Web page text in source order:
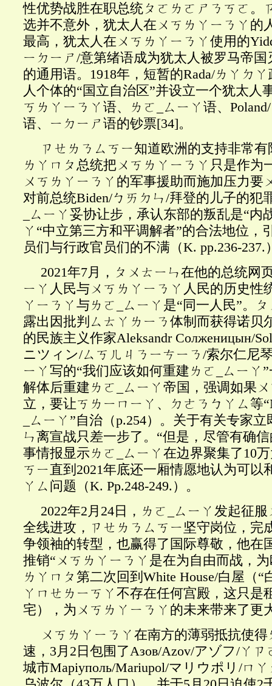
性优势战胜在职总统ㄆㄛㄌㄛㄕㄋㄎㄛ。
选并不意外，犹太人在ㄨㄎㄌㄚㄧㄋㄚ的
最高，犹太人在ㄨㄎㄌㄚㄧㄋㄚ使用的
ㄧㄉㄧㄕ/意第绪语成为犹太人被罗马帝国
的通用语。1918年，短暂的Rada/ㄌㄚㄉ
人个体的“国立自治区”并设立一个犹太人
ㄎㄌㄚㄧㄋㄚ语、ㄌㄛ_ㄙㄧㄚ语、
语、ㄧㄉㄧㄕ语的钞票[34]。
ㄗㄝㄌㄋㄙㄎㄧ知道欧洲的支持非常
ㄌㄚㄇㄆ总统把ㄨㄎㄌㄚㄧㄋㄚ只是作为
ㄨㄎㄌㄚㄧㄋㄚ的军事援助而施加压力要
对前总统Biden/ㄅㄞㄉㄣ/拜登的儿子的犯
_ㄙㄧㄚ妥协让步，承认东部的叛乱是“内
ㄚ“中立第三方和平调解者”的合法地位，
员们与行政官员们的不满（K. pp.236-237.
2021年7月，ㄆㄨㄊㄧㄣ在他的总统网
ㄧㄚ人民与ㄨㄎㄌㄚㄧㄋㄚ人民的历史性
ㄚㄧㄋㄚ与ㄌㄛ_ㄙㄧㄚ是“同一人民”。
露出因批判ㄙㄊㄚㄌㄧㄋ体制而获得诺贝
的民族主义作家Aleksandr Солженицын/
ニツィン/ㄙㄎㄦㄐㄋㄧㄘㄧㄋ/索尔仁尼
ㄧㄚ写的“我们应该如何重建ㄌㄛ_ㄙㄧㄚ
解体后重建ㄌㄛ_ㄙㄧㄚ帝国，强调如果
立，要让ㄎㄌㄧㄇㄧㄚ、ㄉㄜㄋㄅㄚㄙ等
_ㄙㄧㄚ”自治（p.254）。关于有关专家
ㄣ离宣战只差一步了。“但是，尽管有确
事情报显示ㄌㄛ_ㄙㄧㄚ在边界聚集了10
ㄎㄧ直到2021年底还一厢情愿地认为可以
ㄚㄙ问题（K. Pp.248-249.）。
2022年2月24日，ㄌㄛ_ㄙㄧㄚ发起征
全线进攻，ㄗㄝㄌㄋㄙㄎㄧ坚守岗位，完
争领袖的转型，也赢得了国际尊敬，他在
推销“ㄨㄎㄌㄚㄧㄋㄚ是在为自由而战，
ㄌㄚㄇㄆ第二次回到White House/白屋（“
ㄚㄇㄝㄌㄧㄎㄚ不存在任何宫殿，这只是
宅），为ㄨㄎㄌㄚㄧㄋㄚ的未来带来了更
ㄨㄎㄌㄚㄧㄋㄚ在南方的薄弱抵抗使得
速，3月2日包围了Азов/Azov/アゾフ/ㄚ
城市Маріуполь/Mariupol/マリウポリ/ㄇ